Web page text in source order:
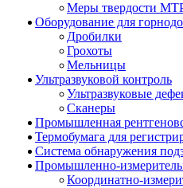
Меры твердости
Оборудование для
Дробилки
Грохоты
Мельницы
Ультразвуковой контроль
Ультразвуковые
Сканеры
Промышленная
Термобумага для
Система обнаружения
Промышленно-
Координатно-